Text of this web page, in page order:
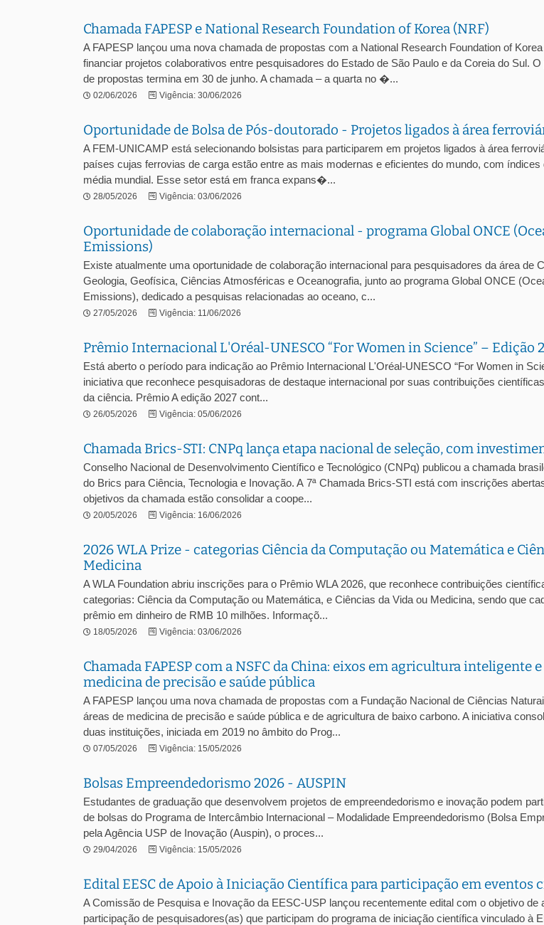
Chamada FAPESP e National Research Foundation of Korea (NRF)
A FAPESP lançou uma nova chamada de propostas com a National Research Foundation of
financiar projetos colaborativos entre pesquisadores do Estado de São Paulo e da Coreia do Sul.
de propostas termina em 30 de junho. A chamada – a quarta no �...
02/06/2026 Vigência: 30/06/2026
Oportunidade de Bolsa de Pós-doutorado - Projetos ligados à área
A FEM-UNICAMP está selecionando bolsistas para participarem em projetos ligados à área
países cujas ferrovias de carga estão entre as mais modernas e eficientes do mundo, com índices
média mundial. Esse setor está em franca expans�...
28/05/2026 Vigência: 03/06/2026
Oportunidade de colaboração internacional - programa Global ONCE
Emissions)
Existe atualmente uma oportunidade de colaboração internacional para pesquisadores da área de
Geologia, Geofísica, Ciências Atmosféricas e Oceanografia, junto ao programa Global ONCE
Emissions), dedicado a pesquisas relacionadas ao oceano, c...
27/05/2026 Vigência: 11/06/2026
Prêmio Internacional L'Oréal-UNESCO “For Women in Science” – Edição
Está aberto o período para indicação ao Prêmio Internacional L'Oréal-UNESCO “For Women in
iniciativa que reconhece pesquisadoras de destaque internacional por suas contribuições
da ciência. Prêmio A edição 2027 cont...
26/05/2026 Vigência: 05/06/2026
Chamada Brics-STI: CNPq lança etapa nacional de seleção, com
Conselho Nacional de Desenvolvimento Científico e Tecnológico (CNPq) publicou a chamada
do Brics para Ciência, Tecnologia e Inovação. A 7ª Chamada Brics-STI está com inscrições
objetivos da chamada estão consolidar a coope...
20/05/2026 Vigência: 16/06/2026
2026 WLA Prize - categorias Ciência da Computação ou Matemática e
Medicina
A WLA Foundation abriu inscrições para o Prêmio WLA 2026, que reconhece contribuições
categorias: Ciência da Computação ou Matemática, e Ciências da Vida ou Medicina, sendo que
prêmio em dinheiro de RMB 10 milhões. Informaçõ...
18/05/2026 Vigência: 03/06/2026
Chamada FAPESP com a NSFC da China: eixos em agricultura inteligente
medicina de precisão e saúde pública
A FAPESP lançou uma nova chamada de propostas com a Fundação Nacional de Ciências
áreas de medicina de precisão e saúde pública e de agricultura de baixo carbono. A iniciativa
duas instituições, iniciada em 2019 no âmbito do Prog...
07/05/2026 Vigência: 15/05/2026
Bolsas Empreendedorismo 2026 - AUSPIN
Estudantes de graduação que desenvolvem projetos de empreendedorismo e inovação podem
de bolsas do Programa de Intercâmbio Internacional – Modalidade Empreendedorismo (Bolsa
pela Agência USP de Inovação (Auspin), o proces...
29/04/2026 Vigência: 15/05/2026
Edital EESC de Apoio à Iniciação Científica para participação em eventos
A Comissão de Pesquisa e Inovação da EESC-USP lançou recentemente edital com o objetivo de
participação de pesquisadores(as) que participam do programa de iniciação científica vinculado à